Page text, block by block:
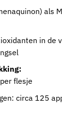
als
in de
flesje
circa 125